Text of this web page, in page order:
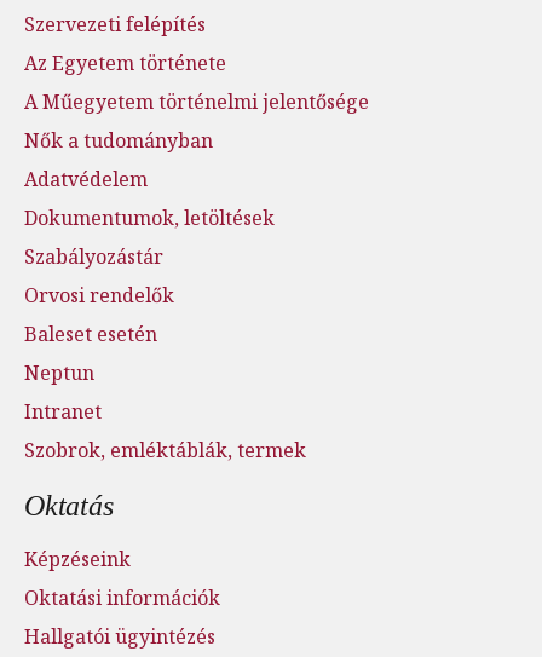
Szervezeti felépítés
Az Egyetem története
A Műegyetem történelmi jelentősége
Nők a tudományban
Adatvédelem
Dokumentumok, letöltések
Szabályozástár
Orvosi rendelők
Baleset esetén
Neptun
Intranet
Szobrok, emléktáblák, termek
Oktatás
Képzéseink
Oktatási információk
Hallgatói ügyintézés